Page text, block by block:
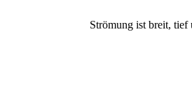
Strömung ist breit, tief